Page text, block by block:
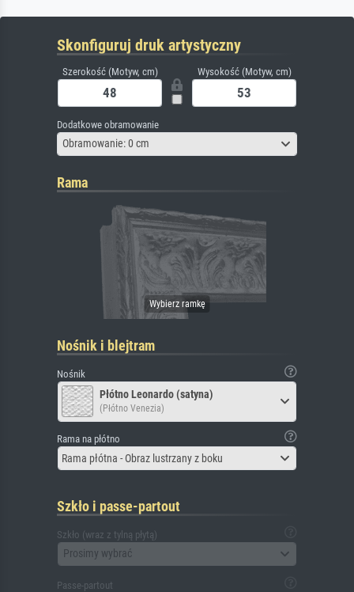
Skonfiguruj druk artystyczny
Szerokość (Motyw, cm) Wysokość (Motyw, cm)
Dodatkowe obramowanie
Obramowanie: 0 cm
Rama
Nośnik i blejtram
Nośnik
Płótno Leonardo (satyna)
(Płótno Venezia)
Rama na płótno
Rama płótna - Obraz lustrzany z boku
Szkło i passe-partout
Szkło (wraz z tylną płytą)
Prosimy wybrać
Passe-partout